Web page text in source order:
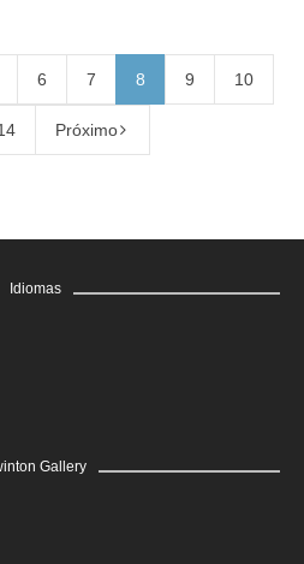
6 7 8 9 10
Próximo
Idiomas
Gallery